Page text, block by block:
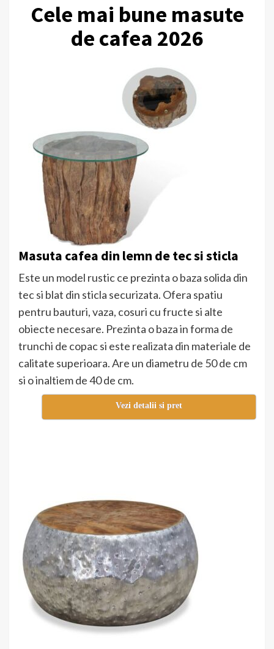
Cele mai bune masute
de cafea 2026
Masuta cafea din lemn de tec si sticla
Este un model rustic ce prezinta o baza solida din
tec si blat din sticla securizata. Ofera spatiu
pentru bauturi, vaza, cosuri cu fructe si alte
obiecte necesare. Prezinta o baza in forma de
trunchi de copac si este realizata din materiale de
calitate superioara. Are un diametru de 50 de cm
si o inaltiem de 40 de cm.
Vezi detalii si pret